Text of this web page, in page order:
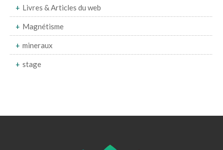
Livres & Articles du web
Magnétisme
mineraux
stage